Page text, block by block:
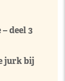
deel 3
jurk bij